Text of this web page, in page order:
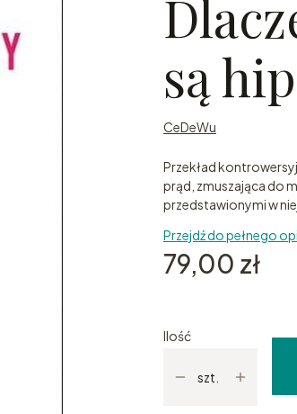
są
CeDeWu
Przekład
prąd, zmuszająca do
przedstawionymi w
Przejdź do pełnego
Cena
79,00 zł
Ilość
szt.